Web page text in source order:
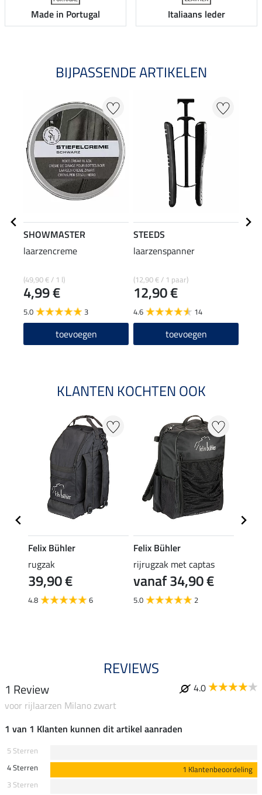
Made in Portugal Italiaans leder
BIJPASSENDE ARTIKELEN
SHOWMASTER
laarzencreme
(49,90 € / 1 l)
4,99 €
5.0 3
toevoegen
STEEDS
laarzenspanner
(12,90 € / 1 paar)
12,90 €
4.6 14
toevoegen
KLANTEN KOCHTEN OOK
Felix Bühler
rugzak
39,90 €
4.8 6
Felix Bühler
rijrugzak met captas
vanaf 34,90 €
5.0 2
REVIEWS
1 Review
4.0
voor rijlaarzen Milano zwart
1 van 1 Klanten kunnen dit artikel aanraden
5 Sterren
4 Sterren
1 Klantenbeoordeling
3 Sterren